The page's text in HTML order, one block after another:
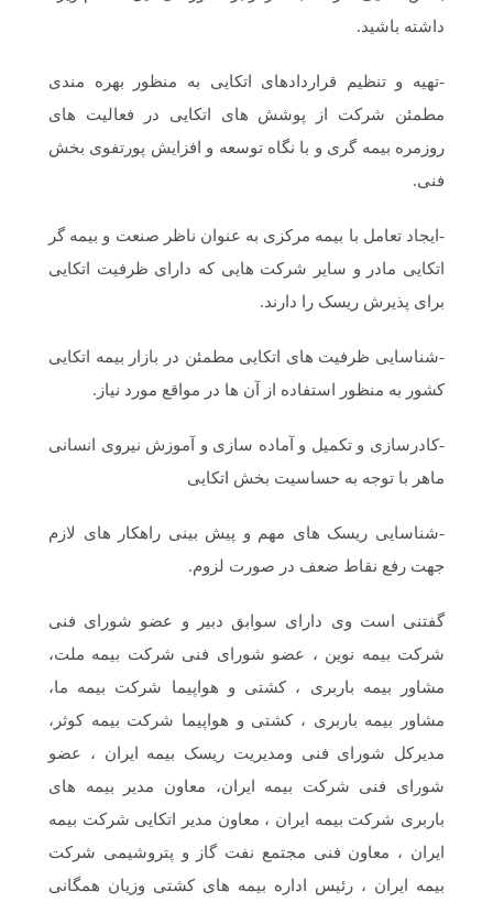
داشته باشید.
-تهیه و تنظیم قراردادهای اتکایی به منظور بهره مندی
مطمئن شرکت از پوشش های اتکایی در فعالیت های
روزمره بیمه گری و با نگاه توسعه و افزایش پورتفوی بخش
فنی.
-ایجاد تعامل با بیمه مرکزی به عنوان ناظر صنعت و بیمه گر
اتکایی مادر و سایر شرکت هایی که دارای ظرفیت اتکایی
برای پذیرش ریسک را دارند.
-شناسایی ظرفیت های اتکایی مطمئن در بازار بیمه اتکایی
کشور به منظور استفاده از آن ها در مواقع مورد نیاز.
-کادرسازی و تکمیل و آماده سازی و آموزش نیروی انسانی
ماهر با توجه به حساسیت بخش اتکایی
-شناسایی ریسک های مهم و پیش بینی راهکار های لازم
جهت رفع نقاط ضعف در صورت لزوم.
گفتنی است وی دارای سوابق دبیر و عضو شورای فنی
شرکت بیمه نوین ، عضو شورای فنی شرکت بیمه ملت،
مشاور بیمه باربری ، کشتی و هواپیما شرکت بیمه ما،
مشاور بیمه باربری ، کشتی و هواپیما شرکت بیمه کوثر،
مدیرکل شورای فنی ومدیریت ریسک بیمه ایران ، عضو
شورای فنی شرکت بیمه ایران، معاون مدیر بیمه های
باربری شرکت بیمه ایران ، معاون مدیر اتکایی شرکت بیمه
ایران ، معاون فنی مجتمع نفت گاز و پتروشیمی شرکت
بیمه ایران ، رئیس اداره بیمه های کشتی وزیان همگانی